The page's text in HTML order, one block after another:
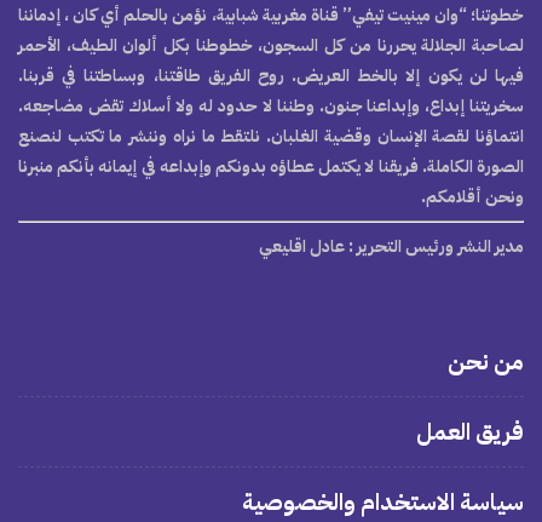
خطوتنا؛ “وان مينيت تيفي” قناة مغربية شبابية، نؤمن بالحلم أي كان ، إدماننا
لصاحبة الجلالة يحررنا من كل السجون، خطوطنا بكل ألوان الطيف، الأحمر
فيها لن يكون إلا بالخط العريض. روح الفريق طاقتنا، وبساطتنا في قربنا.
سخريتنا إبداع، وإبداعنا جنون. وطننا لا حدود له ولا أسلاك تقض مضاجعه.
انتماؤنا لقصة الإنسان وقضية الغلبان. نلتقط ما نراه وننشر ما تكتب لنصنع
الصورة الكاملة. فريقنا لا يكتمل عطاؤه بدونكم وإبداعه في إيمانه بأنكم منبرنا
ونحن أقلامكم.
مدير النشر ورئيس التحرير: عادل اقليعي
من نحن
فريق العمل
سياسة الاستخدام والخصوصية